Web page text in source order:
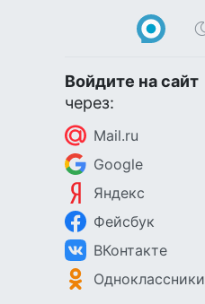
Войдите на сайт
через:
Mail.ru
Google
Яндекс
Фейсбук
ВКонтакте
Одноклассники